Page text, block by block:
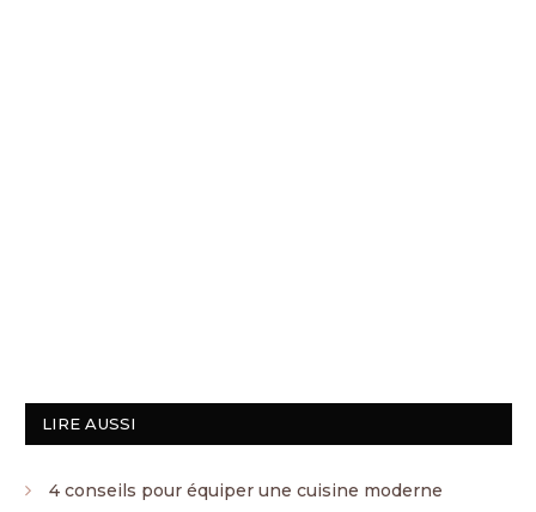
LIRE AUSSI
4 conseils pour équiper une cuisine moderne